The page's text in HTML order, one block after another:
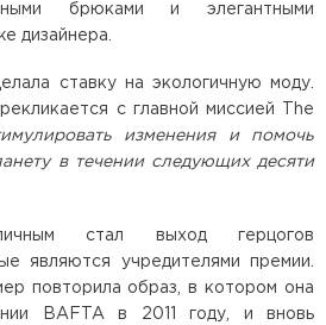
брюками и элегантными
дизайнера.
ставку на экологичную моду.
с главной миссией The
изменения и помочь
в течении следующих десяти
стал выход герцогов
являются учредителями премии.
повторила образ, в котором она
BAFTA в 2011 году, и вновь